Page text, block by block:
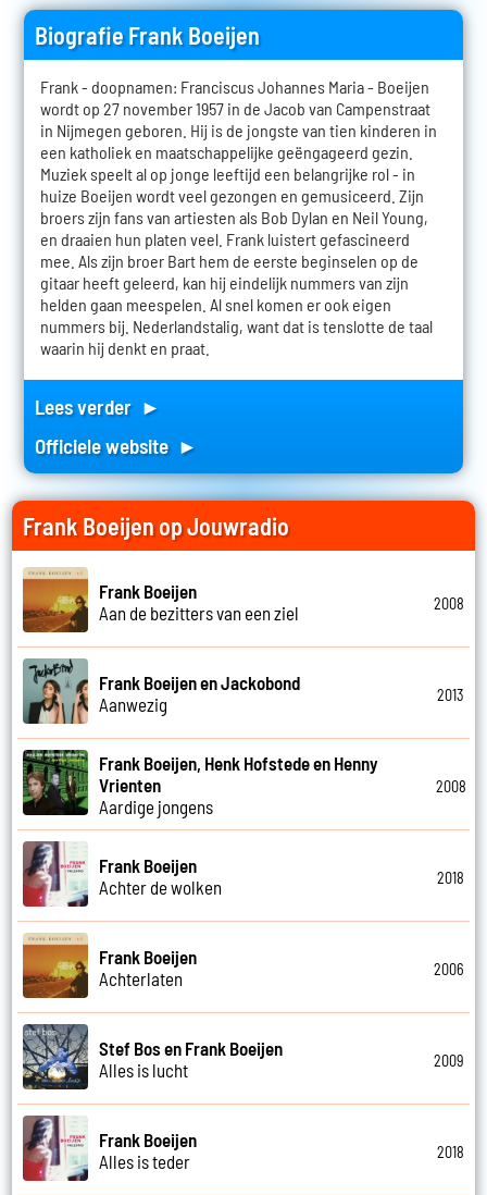
Biografie Frank Boeijen
Frank - doopnamen: Franciscus Johannes Maria - Boeijen
wordt op 27 november 1957 in de Jacob van Campenstraat
in Nijmegen geboren. Hij is de jongste van tien kinderen in
een katholiek en maatschappelijke geëngageerd gezin.
Muziek speelt al op jonge leeftijd een belangrijke rol - in
huize Boeijen wordt veel gezongen en gemusiceerd. Zijn
broers zijn fans van artiesten als Bob Dylan en Neil Young,
en draaien hun platen veel. Frank luistert gefascineerd
mee. Als zijn broer Bart hem de eerste beginselen op de
gitaar heeft geleerd, kan hij eindelijk nummers van zijn
helden gaan meespelen. Al snel komen er ook eigen
nummers bij. Nederlandstalig, want dat is tenslotte de taal
waarin hij denkt en praat.
Lees verder ►
Officiele website ►
Frank Boeijen op Jouwradio
Frank Boeijen
Aan de bezitters van een ziel
2008
Frank Boeijen en Jackobond
Aanwezig
2013
Frank Boeijen, Henk Hofstede en Henny
Vrienten
Aardige jongens
2008
Frank Boeijen
Achter de wolken
2018
Frank Boeijen
Achterlaten
2006
Stef Bos en Frank Boeijen
Alles is lucht
2009
Frank Boeijen
Alles is teder
2018